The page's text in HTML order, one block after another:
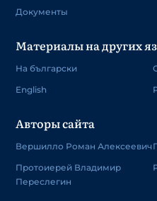
Документы
Материалы на других
На български
English
Авторы сайта
Вершилло Роман Алексеевич
Протоиерей Владимир
Переслегин